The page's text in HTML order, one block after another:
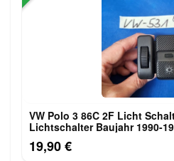
VW Polo 3 86C 2F Licht
Lichtschalter Baujahr 1990-
19,90 €